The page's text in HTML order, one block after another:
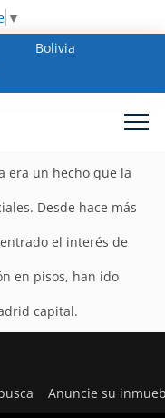
▼
Bolivia
era un hecho que la
Desde hace más
el interés de
en pisos, han ido
capital.
Anuncie su